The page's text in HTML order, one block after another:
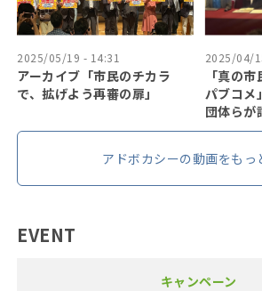
2025/05/19 - 14:31
アーカイブ「市民のチカラ
で、拡げよう再審の扉」
2025/04/
「真の
パブコメ
団体らが
アドボカシーの動画をもっ
EVENT
キャンペーン